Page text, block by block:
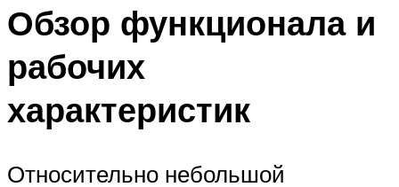
Обзор функционала и
рабочих
характеристик
Относительно небольшой